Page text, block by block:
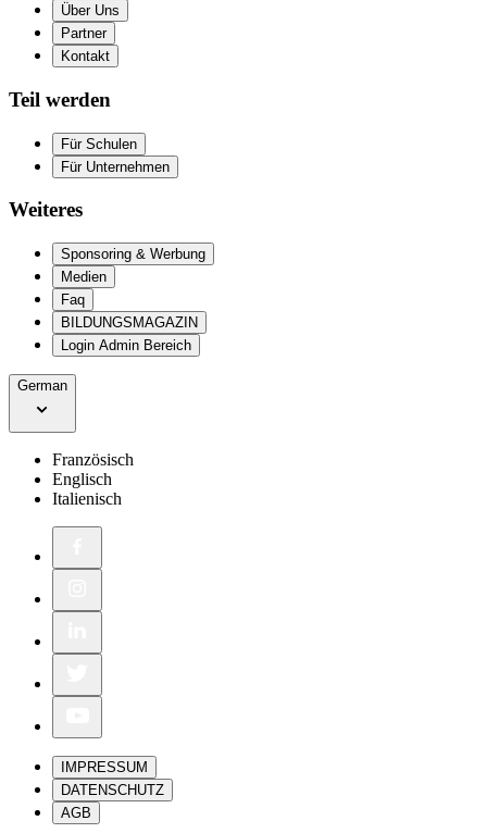
Über Uns
Partner
Kontakt
Teil werden
Für Schulen
Für Unternehmen
Weiteres
Sponsoring & Werbung
Medien
Faq
BILDUNGSMAGAZIN
Login Admin Bereich
German
Französisch
Englisch
Italienisch
IMPRESSUM
DATENSCHUTZ
AGB